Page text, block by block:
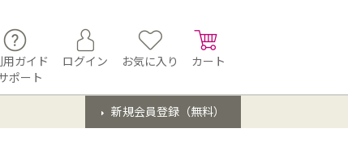
用ガイド
ポート
ログイン お気に入り カート
新規会員登録（無料）